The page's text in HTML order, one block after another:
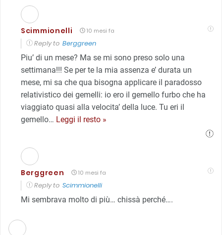
Scimmionelli 10 mesi fa
Reply to Berggreen
Piu’ di un mese? Ma se mi sono preso solo una
settimana!!! Se per te la mia assenza e’ durata un
mese, mi sa che qua bisogna applicare il paradosso
relativistico dei gemelli: io ero il gemello furbo che ha
viaggiato quasi alla velocita’ della luce. Tu eri il
gemello… Leggi il resto »
Berggreen 10 mesi fa
Reply to Scimmionelli
Mi sembrava molto di più… chissà perché….